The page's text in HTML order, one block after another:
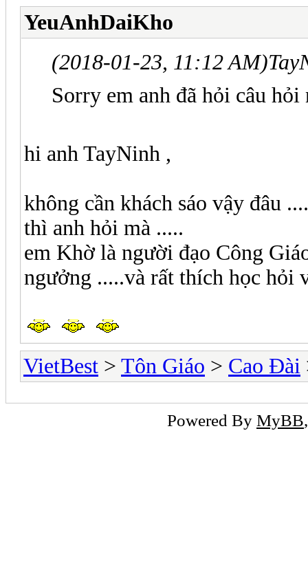
YeuAnhDaiKho
(2018-01-23, 11:12 AM)
Sorry em anh đã hỏi câu
hi anh TayNinh ,
không cần khách sáo vậy đâu
thì anh hỏi mà .....
em Khờ là người đạo Công
ngưởng .....và rất thích học hỏi
VietBest > Tôn Giáo > Cao Đài
Powered By MyBB